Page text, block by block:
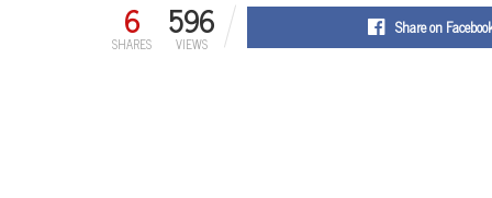
6
SHARES 596
VIEWS
Share on